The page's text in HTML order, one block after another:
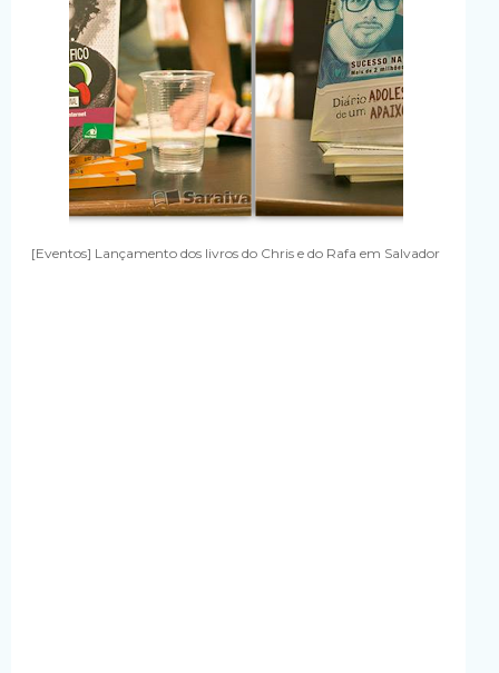
[Eventos] Lançamento dos livros do Chris e do Rafa em Salvador